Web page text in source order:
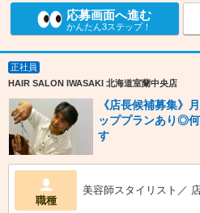
応募画面へ進む
かんたん3ステップ！
正社員
HAIR SALON IWASAKI 北海道室蘭中央店
《店長候補募集》
ッププランあり◎
す
職種
美容師スタイリスト／